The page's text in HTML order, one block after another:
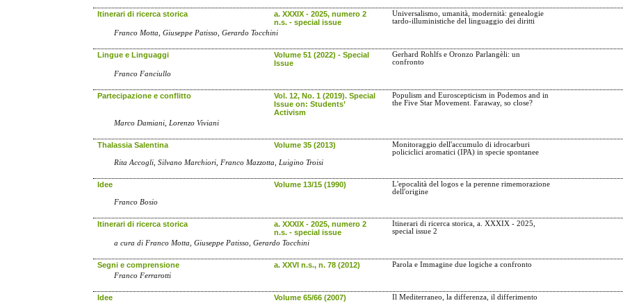
Itinerari di ricerca storica
a. XXXIX - 2025, numero 2
n.s. - special issue
Universalismo, umanità, modernità: genealogie
tardo-illuministiche del linguaggio dei diritti
Franco Motta, Giuseppe Patisso, Gerardo Tocchini
Lingue e Linguaggi
Volume 51 (2022) - Special
Issue
Gerhard Rohlfs e Oronzo Parlangèli: un
confronto
Franco Fanciullo
Partecipazione e conflitto
Vol. 12, No. 1 (2019). Special
Issue on: Students’
Activism
Populism and Euroscepticism in Podemos and in
the Five Star Movement. Faraway, so close?
Marco Damiani, Lorenzo Viviani
Thalassia Salentina Volume 35 (2013)
Monitoraggio dell'accumulo di idrocarburi
policiclici aromatici (IPA) in specie spontanee
Rita Accogli, Silvano Marchiori, Franco Mazzotta, Luigino Troisi
Idee Volume 13/15 (1990)
L'epocalità del logos e la perenne rimemorazione
dell'origine
Franco Bosio
Itinerari di ricerca storica
a. XXXIX - 2025, numero 2
n.s. - special issue
Itinerari di ricerca storica, a. XXXIX - 2025,
special issue 2
a cura di Franco Motta, Giuseppe Patisso, Gerardo Tocchini
Segni e comprensione a. XXVI n.s., n. 78 (2012) Parola e Immagine due logiche a confronto
Franco Ferrarotti
Idee Volume 65/66 (2007) Il Mediterraneo, la differenza, il differimento